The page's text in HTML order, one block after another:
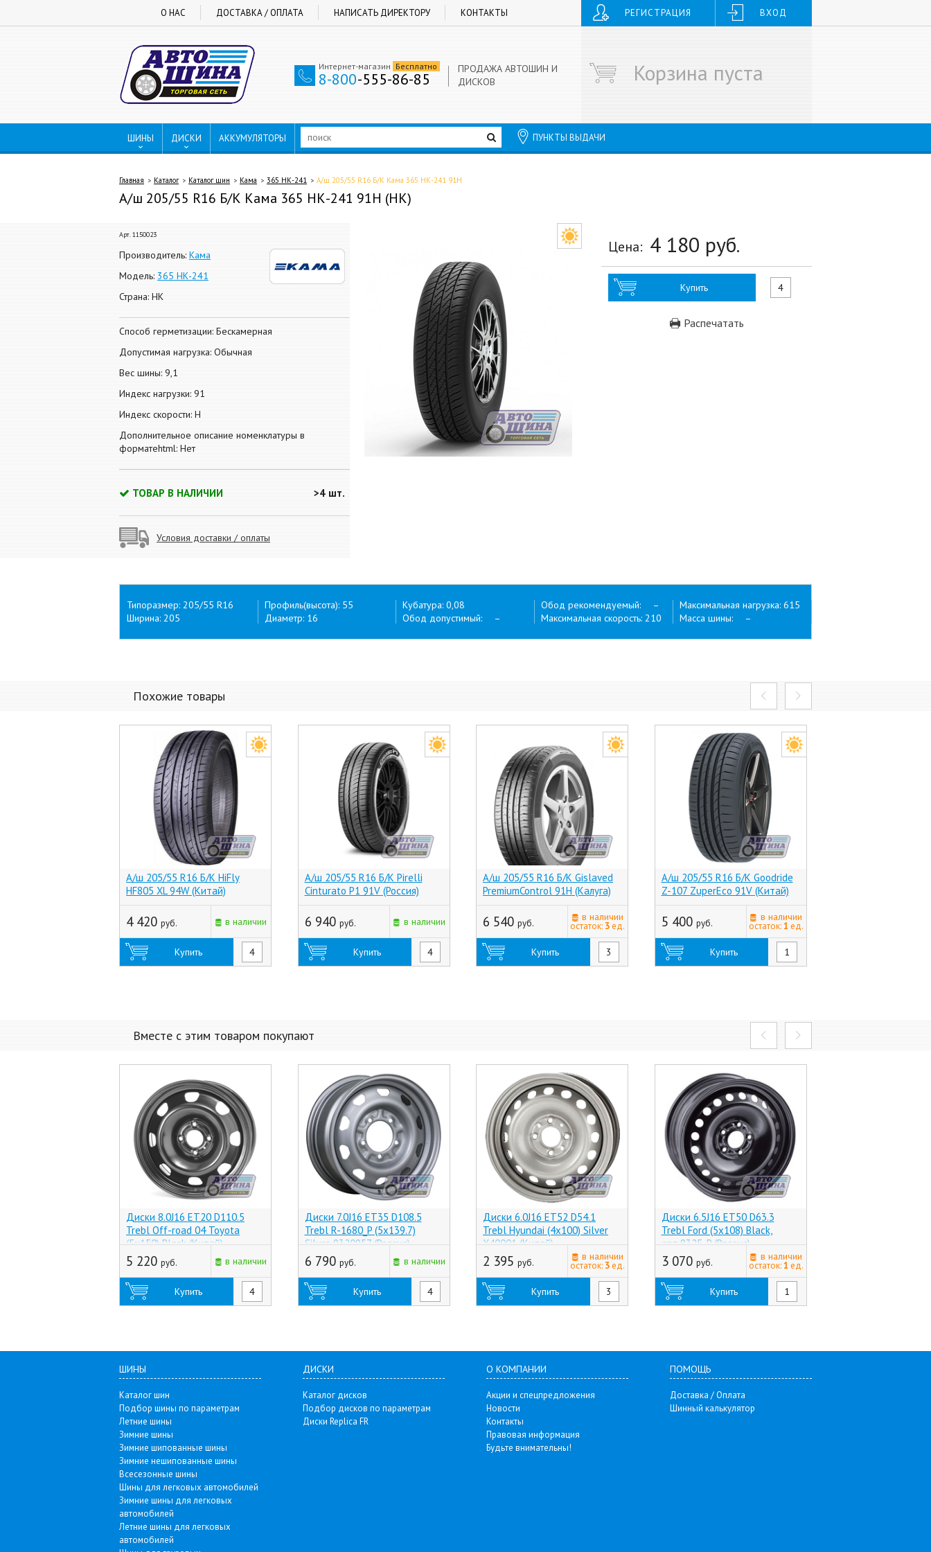
О НАС ДОСТАВКА / ОПЛАТА НАПИСАТЬ ДИРЕКТОРУ КОНТАКТЫ РЕГИСТРАЦИЯ ВХОД
Интернет-магазин Бесплатно
8-800-555-86-85
ПРОДАЖА АВТОШИН И
ДИСКОВ
Корзина пуста
ШИНЫ ДИСКИ АККУМУЛЯТОРЫ ПУНКТЫ ВЫДАЧИ
Главная Каталог Каталог шин Кама 365 НК-241 А/ш 205/55 R16 Б/К Кама 365 НК-241 91H
А/ш 205/55 R16 Б/К Кама 365 НК-241 91H (НК)
Арт. 1150023
Производитель: Кама
Модель: 365 НК-241
Страна: НК
Способ герметизации: Бескамерная
Допустимая нагрузка: Обычная
Вес шины: 9,1
Индекс нагрузки: 91
Индекс скорости: H
Дополнительное описание номенклатуры в
форматеhtml: Нет
ТОВАР В НАЛИЧИИ >4 шт.
Условия доставки / оплаты
Цена: 4 180 руб.
Купить
Распечатать
Типоразмер: 205/55 R16
Ширина: 205
Профиль(высота): 55
Диаметр: 16
Кубатура: 0,08
Обод допустимый: –
Обод рекомендуемый: –
Максимальная скорость: 210
Максимальная нагрузка: 615
Масса шины: –
Похожие товары
А/ш 205/55 R16 Б/К HiFly
HF805 XL 94W (Китай)
4 420 руб. в наличии
Купить
А/ш 205/55 R16 Б/К Pirelli
Cinturato P1 91V (Россия)
6 940 руб. в наличии
Купить
А/ш 205/55 R16 Б/К Gislaved
PremiumControl 91H (Калуга)
6 540 руб.
в наличии
остаток: 3ед.
Купить
А/ш 205/55 R16 Б/К Goodride
Z-107 ZuperEco 91V (Китай)
5 400 руб.
в наличии
остаток:1 ед.
Купить
Вместе с этим товаром покупают
Диски 8.0J16 ET20 D110.5
Trebl Off-road 04 Toyota
(5x150) Black (Китай)
5 220 руб. в наличии
Купить
Диски 7.0J16 ET35 D108.5
Trebl R-1680_P (5x139.7)
Silver, 9320957 (Россия)
6 790 руб. в наличии
Купить
Диски 6.0J16 ET52 D54.1
Trebl Hyundai (4x100) Silver
X40001 (Китай)
2 395 руб.
в наличии
остаток: 3ед.
Купить
Диски 6.5J16 ET50 D63.3
Trebl Ford (5x108) Black,
арт.8325-P (Россия)
3 070 руб.
в наличии
остаток:1 ед.
Купить
ШИНЫ
Каталог шин
Подбор шины по параметрам
Летние шины
Зимние шины
Зимние шипованные шины
Зимние нешипованные шины
Всесезонные шины
Шины для легковых автомобилей
Зимние шины для легковых
автомобилей
Летние шины для легковых
автомобилей
ДИСКИ
Каталог дисков
Подбор дисков по параметрам
Диски Replica FR
О КОМПАНИИ
Акции и спецпредложения
Новости
Контакты
Правовая информация
Будьте внимательны!
ПОМОЩЬ
Доставка / Оплата
Шинный калькулятор